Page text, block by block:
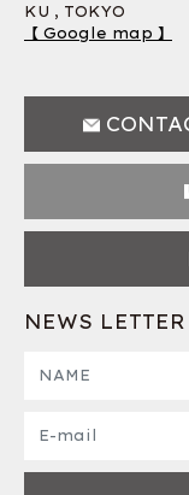
KU , TOKYO
【 Google map 】
NEWS LETTER